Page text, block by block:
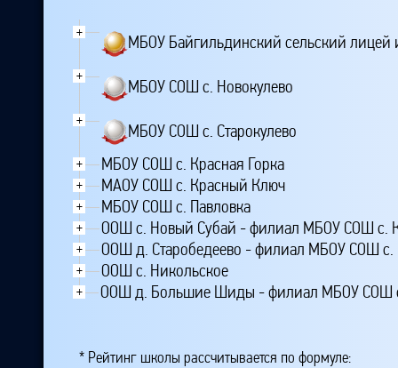
+
МБОУ Байгильдинский сельский лицей
+
МБОУ СОШ с. Новокулево
+
МБОУ СОШ с. Старокулево
+ МБОУ СОШ с. Красная Горка
+ МАОУ СОШ с. Красный Ключ
+ МБОУ СОШ с. Павловка
+ ООШ с. Новый Субай - филиал МБОУ СОШ с.
+ ООШ д. Старобедеево - филиал МБОУ СОШ с.
+ ООШ с. Никольское
+ ООШ д. Большие Шиды - филиал МБОУ СОШ
* Рейтинг школы рассчитывается по формуле: